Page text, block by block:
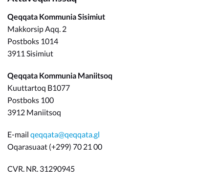
Qeqqata Kommunia Sisimiut
Makkorsip Aqq. 2
Postboks 1014
3911 Sisimiut
Qeqqata Kommunia Maniitsoq
Kuuttartoq B1077
Postboks 100
3912 Maniitsoq
E-mail qeqqata@qeqqata.gl
Oqarasuaat (+299) 70 21 00
CVR. NR. 31290945